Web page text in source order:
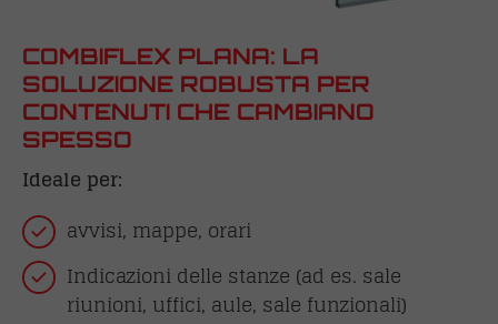
COMBIFLEX PLANA: LA
SOLUZIONE ROBUSTA PER
CONTENUTI CHE CAMBIANO
SPESSO
Ideale per:
avvisi, mappe, orari
Indicazioni delle stanze (ad es. sale
riunioni, uffici, aule, sale funzionali)